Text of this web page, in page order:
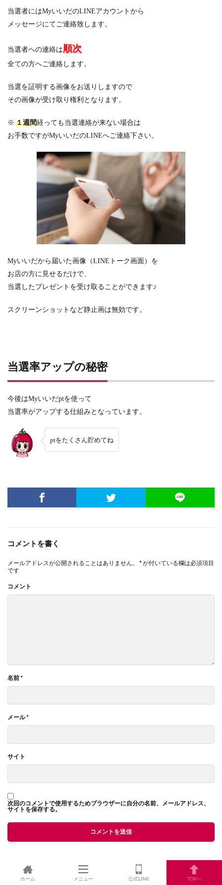
当選者にはMyいいだのLINEアカウントから
メッセージにてご連絡致します。
当選者への連絡は順次
全ての方へご連絡します。
当選を証明する画像をお送りしますので
その画像が受け取り権利となります。
※ １週間経っても当選連絡が来ない場合は
お手数ですがMyいいだのLINEへご連絡下さい。
Myいいだから届いた画像 （LINEトーク画面）を
お店の方に見せるだけで、
当選したプレゼントを受け取ることができます♪
スクリーンショットなど静止画は無効です。
当選率アップの秘密
今後はMyいいだptを使って
当選率がアップする仕組みとなっています。
ptをたくさん貯めてね
コメントを書く
メールアドレスが公開されることはありません。 *が付いている欄は必須項目
です
コメント
名前*
メール*
サイト
次回のコメントで使用するためブラウザーに自分の名前、メールアドレス、
サイトを保存する。
ホーム メニュー 公式LINE TOPへ